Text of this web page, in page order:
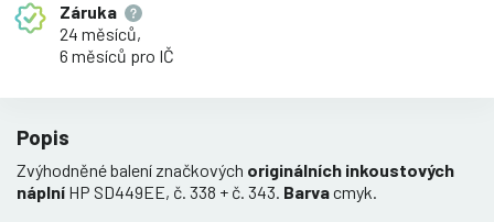
Záruka
24 měsíců,
6 měsíců pro IČ
Popis
Zvýhodněné balení značkových originálních inkoustových
náplní HP SD449EE, č. 338 + č. 343. Barvacmyk.